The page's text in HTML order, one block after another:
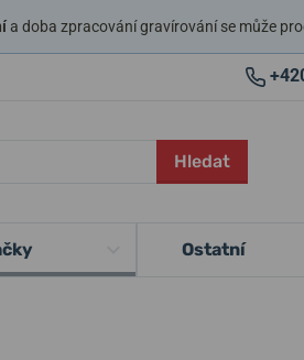
a doba zpracování gravírování se může
Hledat
Ostatní